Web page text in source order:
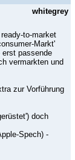
whitegrey
to-market
Markt'
erst passende
vermarkten und
zur Vorführung
doch
Spech) -